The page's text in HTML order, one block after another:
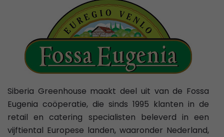
Siberia Greenhouse maakt deel uit van de Fossa
Eugenia coöperatie, die sinds 1995 klanten in de
retail en catering specialisten beleverd in een
vijftiental Europese landen, waaronder Nederland,